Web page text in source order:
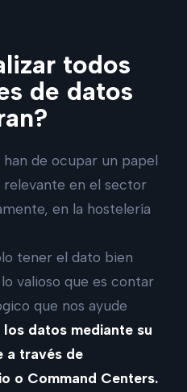
todos
de datos
han de ocupar un papel
relevante en el sector
en la hostelería
tener el dato bien
valioso que es contar
que nos ayude
datos mediante su
a través de
o Command Centers.